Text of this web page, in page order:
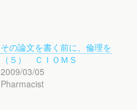
その論文を書く前に、倫理を
（５） ＣＩＯＭＳ
2009/03/05
Pharmacist